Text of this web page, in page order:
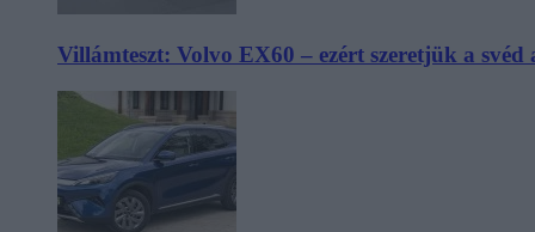
Villámteszt: Volvo EX60 – ezért szeretjük a svéd